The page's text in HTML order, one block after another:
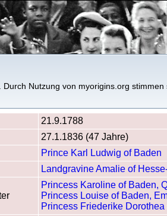
Durch Nutzung von myorigins.org stimmen
21.9.1788
27.1.1836 (47 Jahre)
Prince Karl Ludwig of Baden
Landgravine Amalie of
Princess Karoline of Baden,
Princess Louise of Baden,
Princess Friederike